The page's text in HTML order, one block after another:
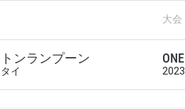
大会
トンランプーン
タイ
するため今すぐ登録を！